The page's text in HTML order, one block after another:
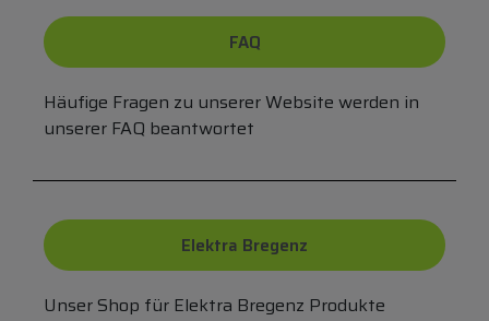
FAQ
Häufige Fragen zu unserer Website werden in
unserer FAQ beantwortet
Elektra Bregenz
Unser Shop für Elektra Bregenz Produkte